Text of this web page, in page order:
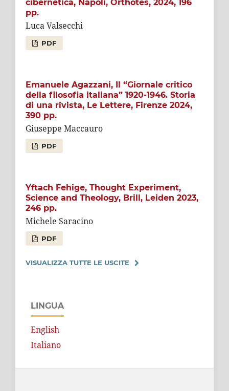
cibernetica, Napoli, Orthotes, 2024, 196
pp.
Luca Valsecchi
PDF
Emanuele Agazzani, Il “Giornale critico
della filosofia italiana” 1920-1946. Storia
di una rivista, Le Lettere, Firenze 2024,
390 pp.
Giuseppe Maccauro
PDF
Yftach Fehige, Thought Experiment,
Science and Theology, Brill, Leiden 2023,
246 pp.
Michele Saracino
PDF
VISUALIZZA TUTTE LE USCITE
LINGUA
English
Italiano